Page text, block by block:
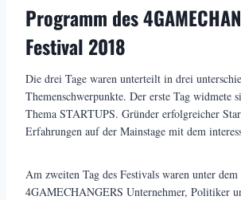
Programm des
Festival 2018
Die drei Tage waren unterteilt in drei
Themenschwerpunkte. Der erste Tag widmete
Thema STARTUPS. Gründer erfolgreicher
Erfahrungen auf der Mainstage mit dem
Am zweiten Tag des Festivals waren unter
4GAMECHANGERS Unternehmer, Politiker